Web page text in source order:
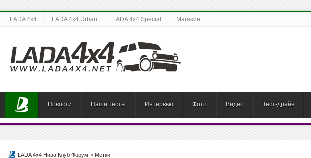
LADA 4x4 LADA 4x4 Urban LADA 4x4 Special Магазин
Новости Наши тесты Интервью Фото Видео Тест-драйв
LADA 4x4 Нива Клуб Форум > Метки